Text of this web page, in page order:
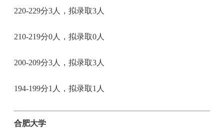
220-229分3人，拟录取3人
210-219分0人，拟录取0人
200-209分3人，拟录取3人
194-199分1人，拟录取1人
合肥大学